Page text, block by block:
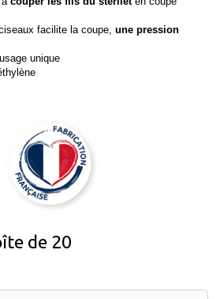
facilite la coupe, une pression
unique
de 20